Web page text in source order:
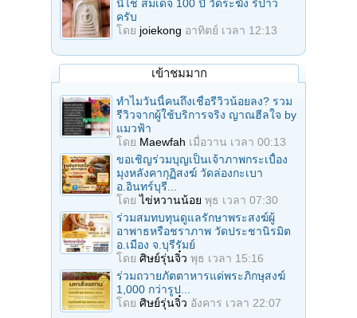
นี่ไช่ สมเด็จ 100 ปี วัดระฆัง รึป่าว
ครับ
โดย joiekong อาทิตย์ เวลา 12:13
เข้าชมมาก
ทำไมวันนี้คนถึงเชื่อรีวิวน้อยลง? รวม
รีวิวจากผู้ใช้บริการจริง ญาณฮีลใจ by
แมวฟ้า
โดย Maewfah เมื่อวาน เวลา 00:13
ขอเชิญร่วมบุญเป็นเจ้าภาพกระเบื้อง
มุงหลังคากุฏิสงฆ์ วัดล่องกะเบา
อ.อินทร์บุรี...
โดยไข่หวานน้อย พุธ เวลา 07:30
ร่วมสมทบทุนดูแลรักษาพระสงฆ์ผู้
อาพาธหรือชราภาพ วัดประชานิรมิต
อ.เมือง จ.บุรีรัมย์
โดย ศิษย์รุ่นจิ๋ว พุธ เวลา 15:16
ร่วมถวายภัตตาหารแด่พระภิกษุสงฆ์
1,000 กว่ารูป...
โดย ศิษย์รุ่นจิ๋ว อังคาร เวลา 22:07